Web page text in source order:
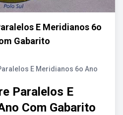
E Meridianos 6o
Gabarito
E Meridianos 6o Ano
Paralelos E
Com Gabarito